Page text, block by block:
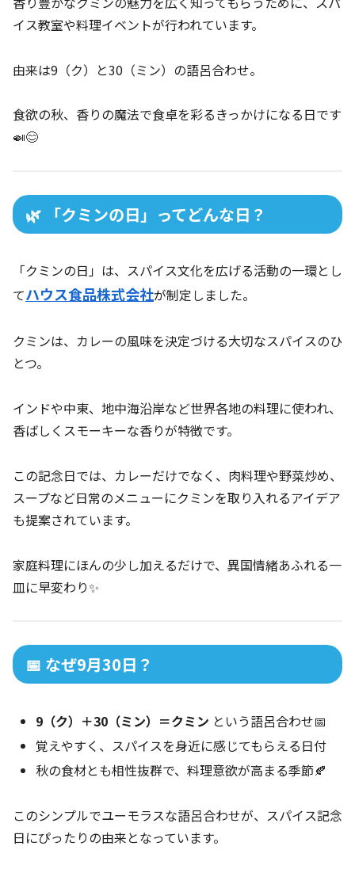
イス教室や料理イベントが行われています。
由来は9（ク）と30（ミン）の語呂合わせ。
食欲の秋、香りの魔法で食卓を彩るきっかけになる日です
🍛😊
🌿 「クミンの日」ってどんな日？
「クミンの日」は、スパイス文化を広げる活動の一環とし
てハウス食品株式会社が制定しました。
クミンは、カレーの風味を決定づける大切なスパイスのひ
とつ。
インドや中東、地中海沿岸など世界各地の料理に使われ、
香ばしくスモーキーな香りが特徴です。
この記念日では、カレーだけでなく、肉料理や野菜炒め、
スープなど日常のメニューにクミンを取り入れるアイデア
も提案されています。
家庭料理にほんの少し加えるだけで、異国情緒あふれる一
皿に早変わり✨
📅 なぜ9月30日？
9（ク）＋30（ミン）＝クミン という語呂合わせ📅
覚えやすく、スパイスを身近に感じてもらえる日付
秋の食材とも相性抜群で、料理意欲が高まる季節🍂
このシンプルでユーモラスな語呂合わせが、スパイス記念
日にぴったりの由来となっています。